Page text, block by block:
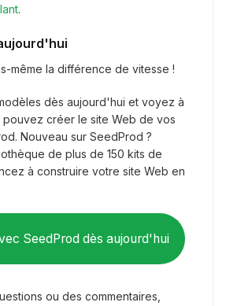
.
même la différence de vitesse !
dès aujourd'hui et voyez à
créer le site Web de vos
Nouveau sur SeedProd ?
de plus de 150 kits de
à construire votre site Web en
SeedProd dès aujourd'hui
ou des commentaires,